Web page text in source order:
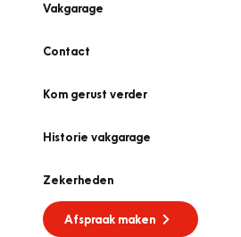
Vakgarage
Contact
Kom gerust verder
Historie vakgarage
Zekerheden
Afspraak maken